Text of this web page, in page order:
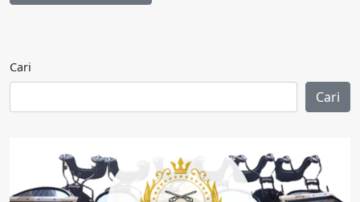
Cari
Cari